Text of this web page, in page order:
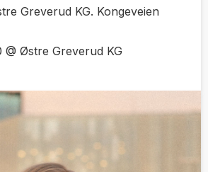
Greverud KG. Kongeveien
@ Østre Greverud KG